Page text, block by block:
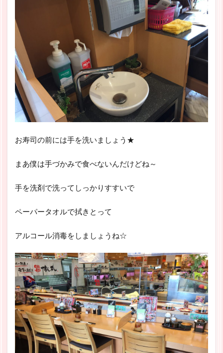
お寿司の前には手を洗いましょう★
まあ僕は手づかみで食べないんだけどね～
手を洗剤で洗ってしっかりすすいで
ペーパータオルで拭きとって
アルコール消毒をしましょうね☆